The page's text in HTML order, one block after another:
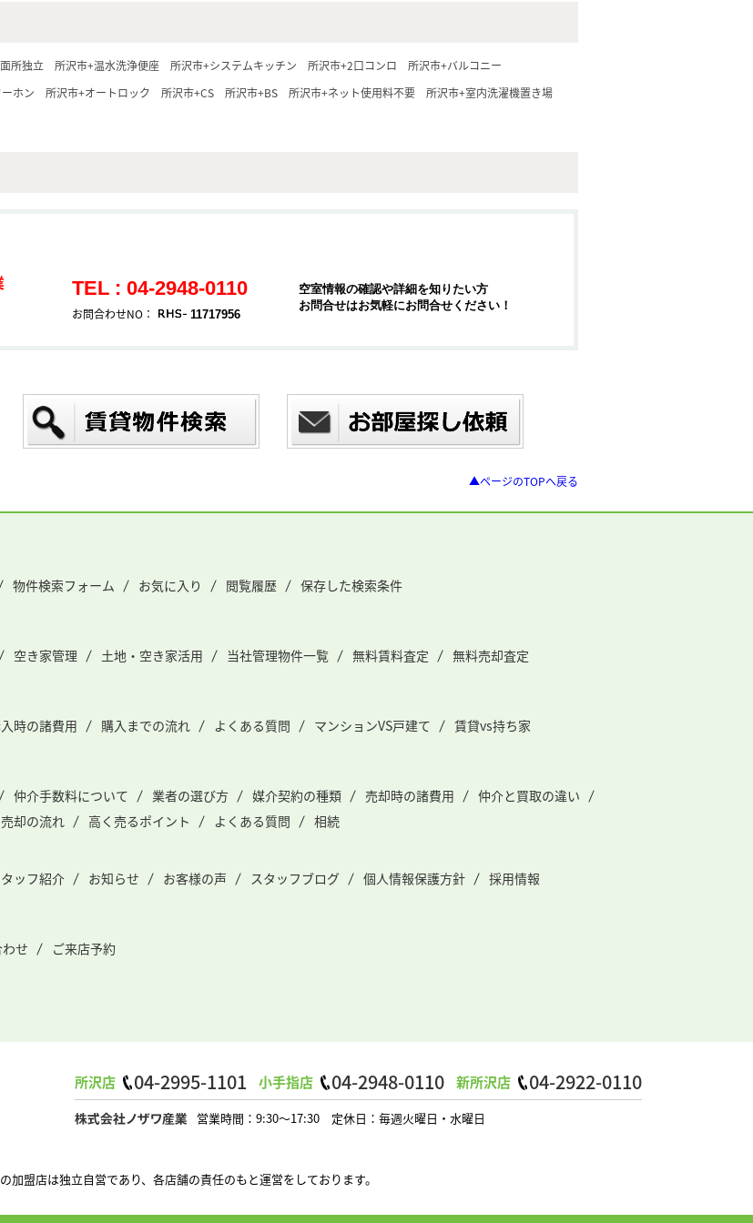
所独立 所沢市+温水洗浄便座 所沢市+システムキッチン 所沢市+2口コンロ
所沢市+バルコニー
ホン 所沢市+オートロック 所沢市+CS 所沢市+BS 所沢市+ネット使用料不要
所沢市+室内洗濯機置き場
TEL : 04-2948-0110
お問合わせNO： 11717956
空室情報の確認や詳細を知りたい方
お問合せはお気軽にお問合せください！
▲ページのTOPへ戻る
物件検索フォーム お気に入り 閲覧履歴 保存した検索条件
空き家管理 土地・空き家活用 当社管理物件一覧 無料賃料査定 無料売却査定
時の諸費用 購入までの流れ よくある質問 マンションVS戸建て 賃貸vs持ち家
仲介手数料について 業者の選び方 媒介契約の種類 売却時の諸費用
仲介と買取の違い
売却の流れ 高く売るポイント よくある質問 相続
ッフ紹介 お知らせ お客様の声 スタッフブログ 個人情報保護方針 採用情報
せ ご来店予約
所沢店 04-2995-1101 小手指店 04-2948-0110 新所沢店 04-2922-0110
営業時間：9:30～17:30 定休日：毎週火曜日・水曜日
加盟店は独立自営であり、各店舗の責任のもと運営をしております。